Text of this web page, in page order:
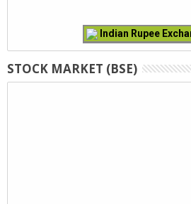
Indian Rupee
STOCK MARKET (BSE)